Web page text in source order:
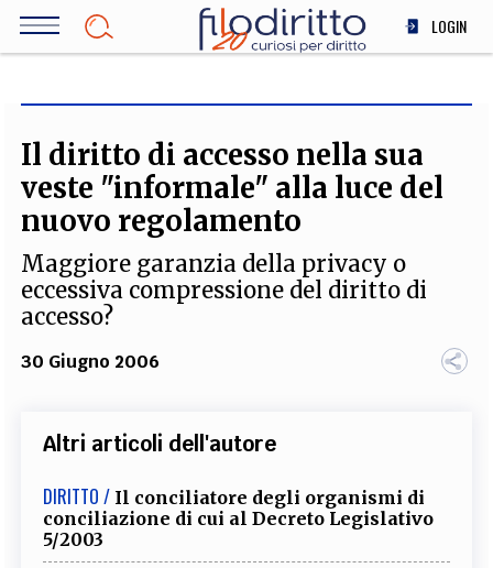
Salta
LOGIN
SOCIETÀ
MEDICINA
SCIENZA
INNOVAZIONE
ALTRO
FILODIRITTO REDAZIONE COMITATO SCIENTIFICO
FOTOGRAFI PARTNER COLLABORA CON NOI
EXTRA
CODICI
Il diritto di accesso nella sua
veste "informale" alla luce del
nuovo regolamento
Maggiore garanzia della privacy o
eccessiva compressione del diritto di
accesso?
30 Giugno 2006
Altri articoli dell'autore
DIRITTO / Il conciliatore degli organismi di
conciliazione di cui al Decreto Legislativo
5/2003